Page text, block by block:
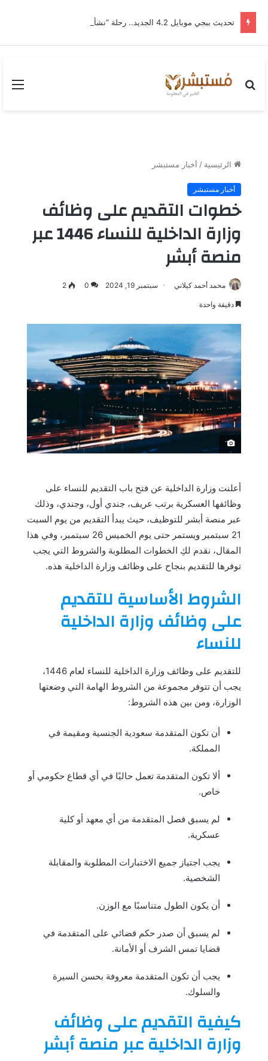
بحث
الرئيسية / أخبار مستبشر
أخبار مستبشر
خطوات التقديم على وظائف
وزارة الداخلية للنساء 1446 عبر
منصة أبشر
محمد أحمد كيلاني سبتمبر 19, 2024 0
2
دقيقة واحدة
َ
أعلنت وزارة الداخلية عن فتح باب التقديم للنساء على
وظائفها العسكرية برتب عريف، جندي أول، وجندي، وذلك
عبر منصة أبشر للتوظيف، حيث يبدأ التقديم من يوم السبت
21 سبتمبر ويستمر حتى يوم الخميس 26 سبتمبر، وفي هذا
المقال، نقدم لكِ الخطوات المطلوبة والشروط التي يجب
توفرها للتقديم بنجاح على وظائف وزارة الداخلية هذه.
الشروط الأساسية للتقديم
على وظائف وزارة الداخلية
للنساء
للتقديم على وظائف وزارة الداخلية للنساء لعام 1446،
يجب أن تتوفر مجموعة من الشروط الهامة التي وضعتها
الوزارة، ومن بين هذه الشروط:
أن تكون المتقدمة سعودية الجنسية ومقيمة في
المملكة.
ألا تكون المتقدمة تعمل حاليًا في أي قطاع حكومي أو
خاص.
لم يسبق فصل المتقدمة من أي معهد أو كلية
عسكرية.
يجب اجتياز جميع الاختبارات المطلوبة والمقابلة
الشخصية.
أن يكون الطول متناسبًا مع الوزن.
لم يسبق أن صدر حكم قضائي على المتقدمة في
قضايا تمس الشرف أو الأمانة.
يجب أن تكون المتقدمة معروفة بحسن السيرة
والسلوك.
كيفية التقديم على وظائف
وزارة الداخلية عبر منصة أبشر